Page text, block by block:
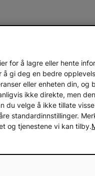
for å lagre eller hente
gi deg en bedre
eller enheten din,
ikke direkte, men
du velge å ikke tillate
standardinnstillinger.
og tjenestene vi kan tilby.